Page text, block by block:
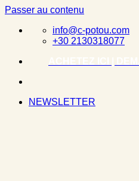
Passer au contenu
info@c-potou.com
+30 2130318077
NEWSLETTER